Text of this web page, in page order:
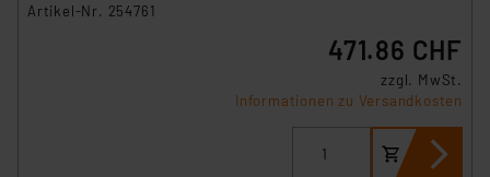
Artikel-Nr. 254761
471.86 CHF
zzgl. MwSt.
Informationen zu Versandkosten